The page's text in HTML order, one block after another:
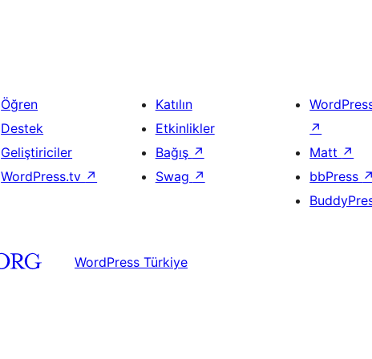
Öğren
Destek
Geliştiriciler
WordPress.tv ↗
Katılın
Etkinlikler
Bağış ↗
Swag ↗
↗
Matt ↗
bbPress ↗
WordPress Türkiye